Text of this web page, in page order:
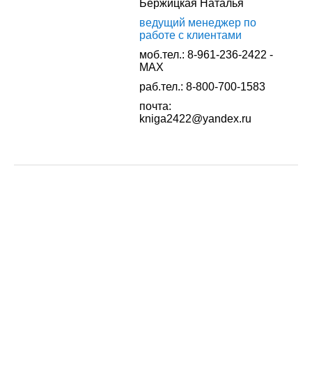
Бержицкая Наталья
ведущий менеджер по
работе с клиентами
моб.тел.: 8-961-236-2422 -
MAX
раб.тел.: 8-800-700-1583
почта:
kniga2422@yandex.ru